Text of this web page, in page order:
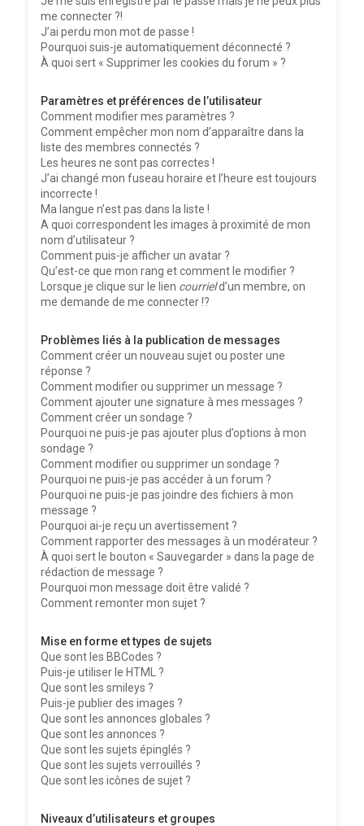
me connecter ?!
J’ai perdu mon mot de passe !
Pourquoi suis-je automatiquement déconnecté ?
À quoi sert « Supprimer les cookies du forum » ?
Paramètres et préférences de l’utilisateur
Comment modifier mes paramètres ?
Comment empêcher mon nom d’apparaître dans la
liste des membres connectés ?
Les heures ne sont pas correctes !
J’ai changé mon fuseau horaire et l’heure est toujours
incorrecte !
Ma langue n’est pas dans la liste !
A quoi correspondent les images à proximité de mon
nom d’utilisateur ?
Comment puis-je afficher un avatar ?
Qu’est-ce que mon rang et comment le modifier ?
Lorsque je clique sur le lien courrield’un membre, on
me demande de me connecter !?
Problèmes liés à la publication de messages
Comment créer un nouveau sujet ou poster une
réponse ?
Comment modifier ou supprimer un message ?
Comment ajouter une signature à mes messages ?
Comment créer un sondage ?
Pourquoi ne puis-je pas ajouter plus d’options à mon
sondage ?
Comment modifier ou supprimer un sondage ?
Pourquoi ne puis-je pas accéder à un forum ?
Pourquoi ne puis-je pas joindre des fichiers à mon
message ?
Pourquoi ai-je reçu un avertissement ?
Comment rapporter des messages à un modérateur ?
À quoi sert le bouton « Sauvegarder » dans la page de
rédaction de message ?
Pourquoi mon message doit être validé ?
Comment remonter mon sujet ?
Mise en forme et types de sujets
Que sont les BBCodes ?
Puis-je utiliser le HTML ?
Que sont les smileys ?
Puis-je publier des images ?
Que sont les annonces globales ?
Que sont les annonces ?
Que sont les sujets épinglés ?
Que sont les sujets verrouillés ?
Que sont les icônes de sujet ?
Niveaux d’utilisateurs et groupes